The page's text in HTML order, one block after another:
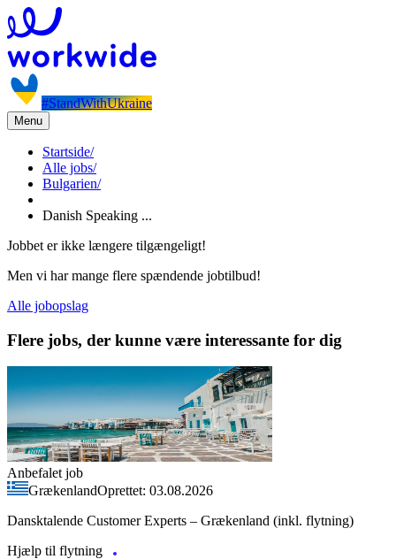
#StandWithUkraine
Menu
Startside/
Alle jobs/
Bulgarien/
Danish Speaking ...
Jobbet er ikke længere tilgængeligt!
Men vi har mange flere spændende jobtilbud!
Alle jobopslag
Flere jobs, der kunne være interessante for dig
Anbefalet job
GrækenlandOprettet: 03.08.2026
Dansktalende Customer Experts – Grækenland (inkl. flytning)
Hjælp til flytning